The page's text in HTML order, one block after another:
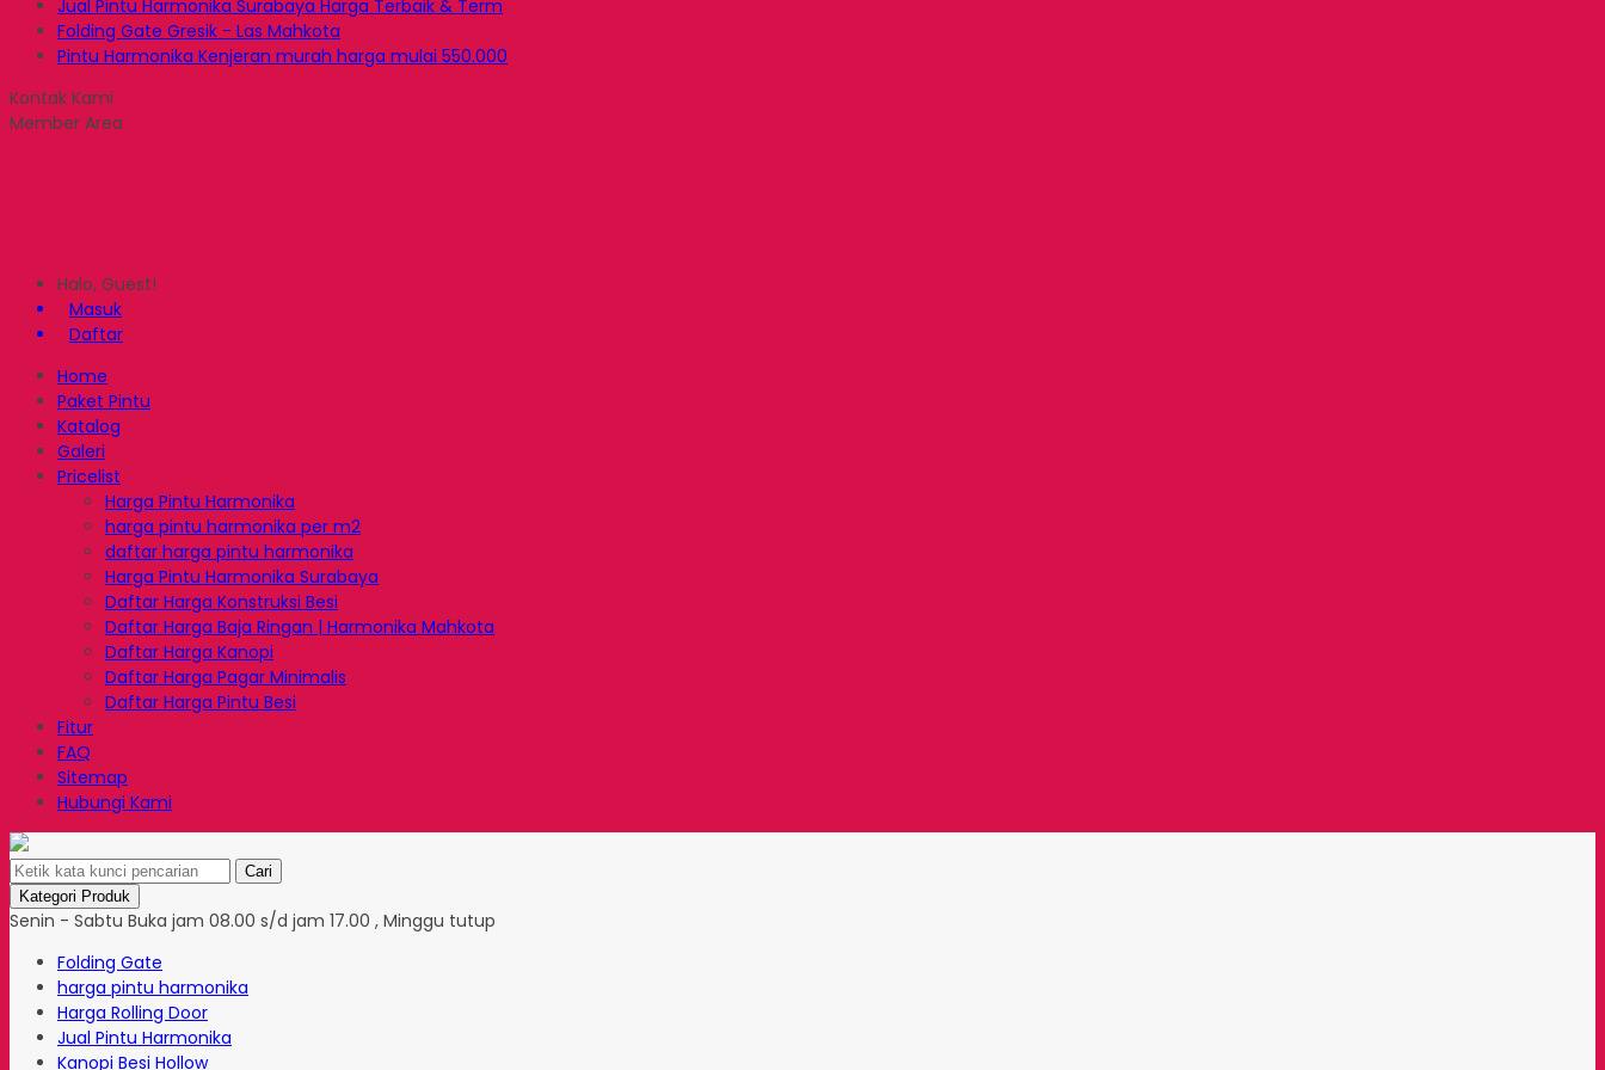
Jual Pintu Harmonika Surabaya Harga Terbaik & Term
Folding Gate Gresik - Las Mahkota
Pintu Harmonika Kenjeran murah harga mulai 550.000
Kontak Kami
Member Area
Halo, Guest!
Masuk
Daftar
Home
Paket Pintu
Katalog
Galeri
Pricelist
Harga Pintu Harmonika
harga pintu harmonika per m2
daftar harga pintu harmonika
Harga Pintu Harmonika Surabaya
Daftar Harga Konstruksi Besi
Daftar Harga Baja Ringan | Harmonika Mahkota
Daftar Harga Kanopi
Daftar Harga Pagar Minimalis
Daftar Harga Pintu Besi
Fitur
FAQ
Sitemap
Hubungi Kami
Cari
Kategori Produk
Senin - Sabtu Buka jam 08.00 s/d jam 17.00 , Minggu tutup
Folding Gate
harga pintu harmonika
Harga Rolling Door
Jual Pintu Harmonika
Kanopi Besi Hollow